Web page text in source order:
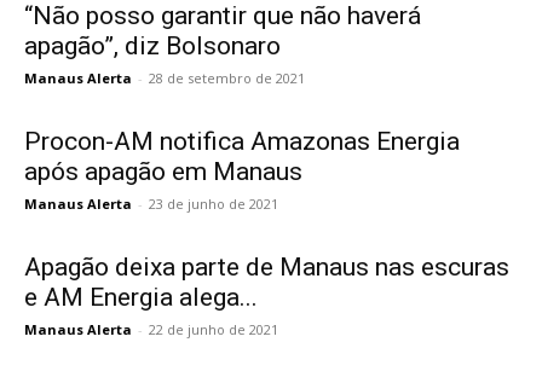
“Não posso garantir que não haverá
apagão”, diz Bolsonaro
Manaus Alerta - 28 de setembro de 2021
Procon-AM notifica Amazonas Energia
após apagão em Manaus
Manaus Alerta - 23 de junho de 2021
Apagão deixa parte de Manaus nas escuras
e AM Energia alega...
Manaus Alerta - 22 de junho de 2021